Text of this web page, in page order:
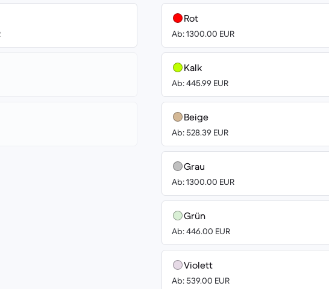
Rot
Ab: 1300.00 EUR
Kalk
Ab: 445.99 EUR
Beige
Ab: 528.39 EUR
Grau
Ab: 1300.00 EUR
Grün
Ab: 446.00 EUR
Violett
Ab: 539.00 EUR